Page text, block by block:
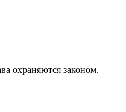
охраняются законом.